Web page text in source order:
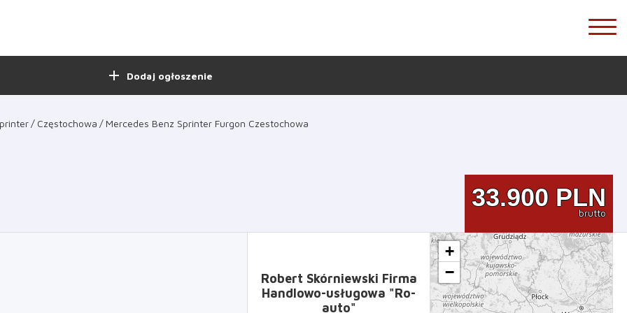
add Dodaj ogłoszenie
Częstochowa Mercedes Benz Sprinter Furgon Czestochowa
33.900 PLN
brutto
Robert Skórniewski Firma
Handlowo-usługowa "Ro-
auto"
+
−